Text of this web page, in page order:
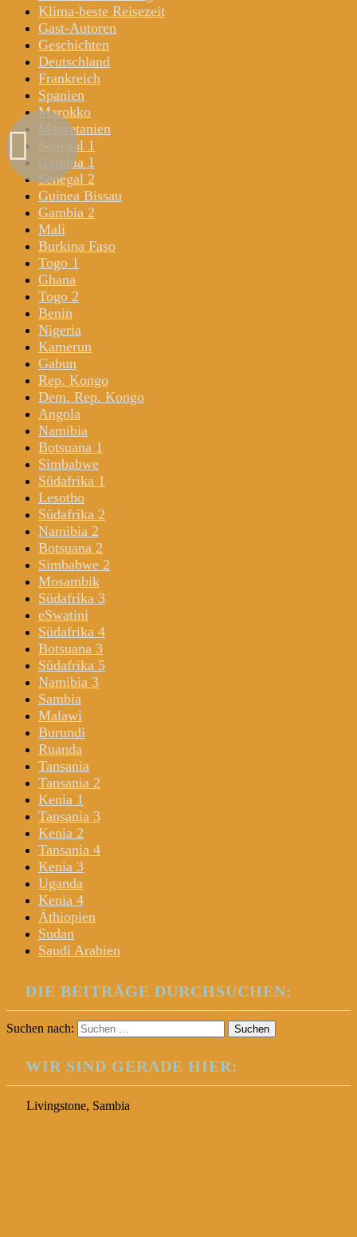
Klima-beste Reisezeit
Gast-Autoren
Geschichten
Deutschland
Frankreich
Spanien
Marokko
Mauretanien
Senegal 1
Gambia 1
Senegal 2
Guinea Bissau
Gambia 2
Mali
Burkina Faso
Togo 1
Ghana
Togo 2
Benin
Nigeria
Kamerun
Gabun
Rep. Kongo
Dem. Rep. Kongo
Angola
Namibia
Botsuana 1
Simbabwe
Südafrika 1
Lesotho
Südafrika 2
Namibia 2
Botsuana 2
Simbabwe 2
Mosambik
Südafrika 3
eSwatini
Südafrika 4
Botsuana 3
Südafrika 5
Namibia 3
Sambia
Malawi
Burundi
Ruanda
Tansania
Tansania 2
Kenia 1
Tansania 3
Kenia 2
Tansania 4
Kenia 3
Uganda
Kenia 4
Äthiopien
Sudan
Saudi Arabien
DIE BEITRÄGE DURCHSUCHEN:
Suchen nach:
WIR SIND GERADE HIER:
Livingstone, Sambia